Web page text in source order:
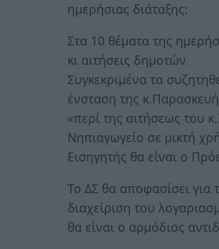
ημερήσιας διάταξης:
Στα 10 θέματα της
κι αιτήσεις δημοτών.
Συγκεκριμένα τα
ένσταση της
«περί της αιτήσεως του
Νηπιαγωγείο σε μικτή
Εισηγητής θα είναι ο
Το ΔΣ θα αποφασίσει για
διαχείριση του
θα είναι ο αρμόδιος